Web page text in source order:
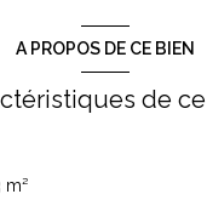
A PROPOS DE CE BIEN
de
m²